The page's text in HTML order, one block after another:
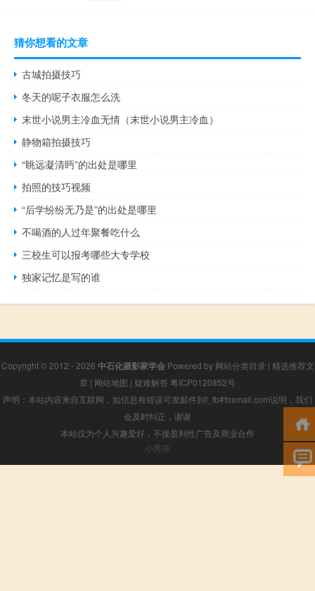
猜你想看的文章
古城拍摄技巧
冬天的呢子衣服怎么洗
末世小说男主冷血无情（末世小说男主冷血）
静物箱拍摄技巧
“眺远凝清眄”的出处是哪里
拍照的技巧视频
“后学纷纷无乃是”的出处是哪里
不喝酒的人过年聚餐吃什么
三校生可以报考哪些大专学校
独家记忆是写的谁
Copyright © 2012 - 2026 中石化摄影家学会Powered by 网站分类目录 | 精选推荐文
章 | 网站地图 | 疑难解答 粤ICP0120852号
声明：本站内容来自互联网，如信息有错误可发邮件到f_fb#foxmail.com说明，我们
会及时纠正，谢谢
本站仅为个人兴趣爱好，不接盈利性广告及商业合作
小男孩